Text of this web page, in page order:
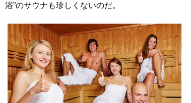
浴”のサウナも珍しくないのだ。